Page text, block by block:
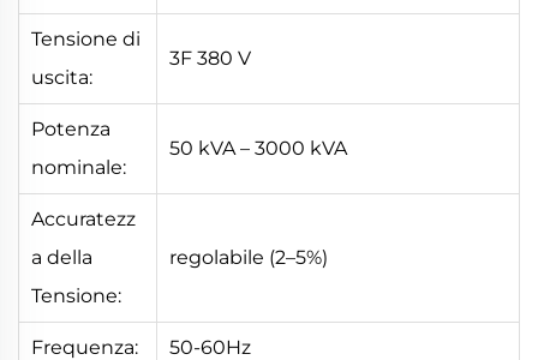
Tensione di
uscita:
3F 380 V
Potenza
nominale:
50 kVA – 3000 kVA
Accuratezz
a della
Tensione:
regolabile (2–5%)
Frequenza: 50-60Hz